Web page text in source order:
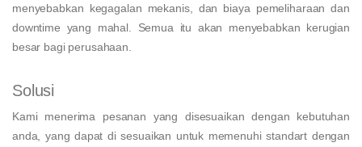
menyebabkan kegagalan mekanis, dan biaya pemeliharaan dan
downtime yang mahal. Semua itu akan menyebabkan kerugian
besar bagi perusahaan.
Solusi
Kami menerima pesanan yang disesuaikan dengan kebutuhan
anda, yang dapat di sesuaikan untuk memenuhi standart dengan